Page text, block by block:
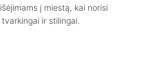
į miestą, kai norisi
ir stilingai.